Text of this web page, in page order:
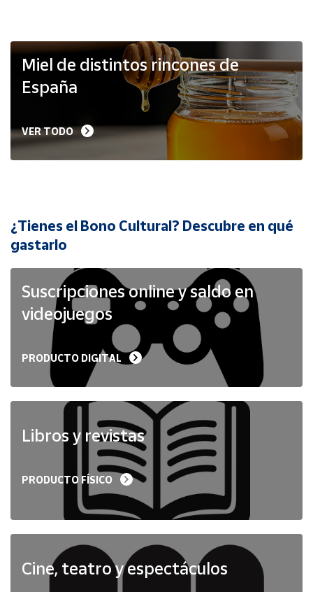
Vendedores
Mapa de
Hazte
vendedor
Cuenta
Ubicación
Península
Baleares
Melilla
Miel de distintos rincones de
España
VER TODO
¿Tienes el Bono Cultural? Descubre en qué
gastarlo
Suscripciones online y saldo en
videojuegos
PRODUCTO DIGITAL
Libros y revistas
PRODUCTO FÍSICO
Cine, teatro y espectáculos